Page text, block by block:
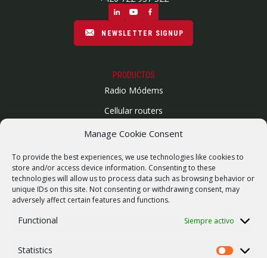
Manage Cookie Consent
To provide the best experiences, we use technologies like cookies to
store and/or access device information. Consenting to these
technologies will allow us to process data such as browsing behavior or
unique IDs on this site. Not consenting or withdrawing consent, may
adversely affect certain features and functions.
Functional Siempre activo
Statistics Statistics
NEWSLETTER SIGNUP
PRODUCTOS
Radio Módems
Cellular routers
Enlaces Microondas
Mapa del sitio
SUPPORT
Reparaciones / solicitud de RMA
Product archive